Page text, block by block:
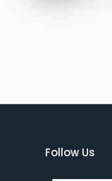
Follow Us